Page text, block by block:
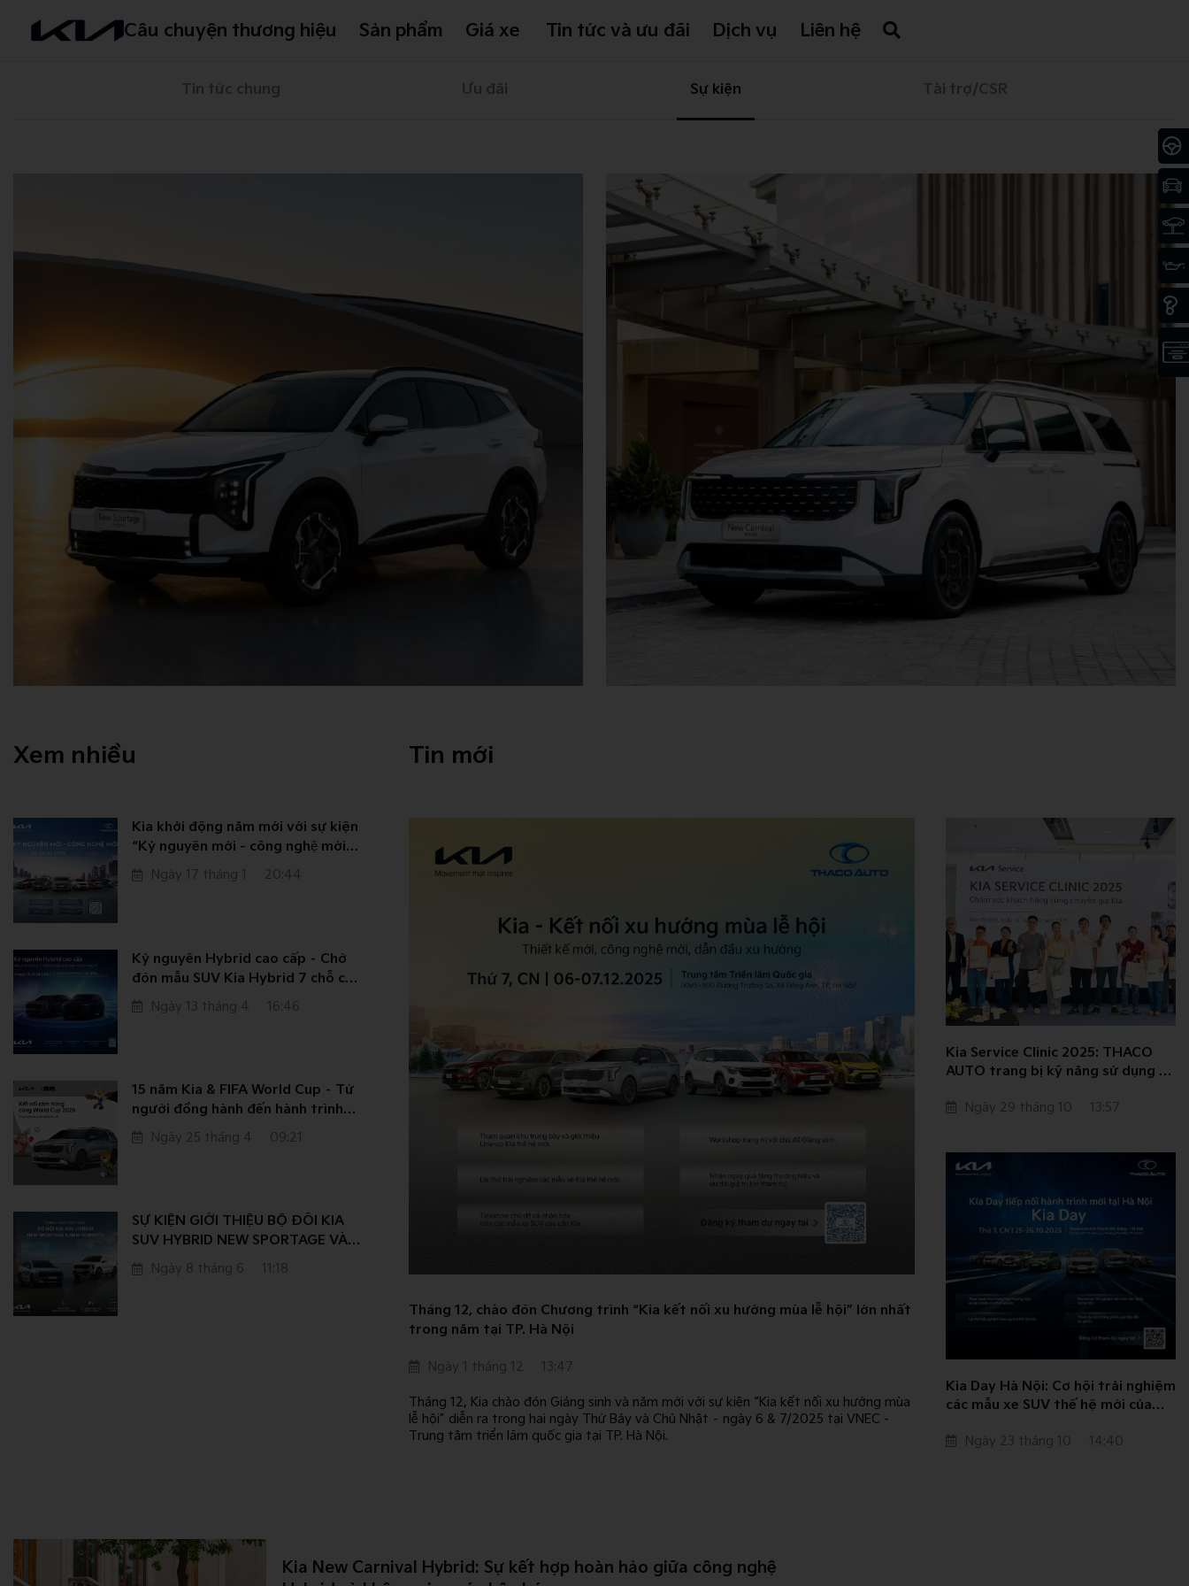
Câu chuyện thương hiệu Sản phẩm Giá xe Tin tức và ưu đãi Dịch vụ Liên hệ
Tin tức chung Ưu đãi Sự kiện Tài trợ/CSR
Ngày 21 tháng 7
Xem nhiều
Kia khởi động năm mới với sự kiện
“Kỷ nguyên mới - công nghệ mới”
tại TP. HCM
Ngày 17 tháng 1 20:44
Kỷ nguyên Hybrid cao cấp – Chờ
đón mẫu SUV Kia Hybrid 7 chỗ cao
cấp tại sự kiện ở Hà Nội trong
tháng 4
Ngày 13 tháng 4 16:46
15 năm Kia & FIFA World Cup – Từ
người đồng hành đến hành trình
truyền cảm hứng
Ngày 25 tháng 4 09:21
SỰ KIỆN GIỚI THIỆU BỘ ĐÔI KIA
SUV HYBRID NEW SPORTAGE VÀ
NEW SORENTO – GIẢI PHÁP DI
CHUYỂN THÔNG MINH THEO XU
Ngày 8 tháng 6 11:18
Tin mới
Tháng 12, chào đón Chương trình “Kia kết nối xu hướng mùa lễ hội” lớn nhất
trong năm tại TP. Hà Nội
Ngày 1 tháng 12 13:47
Tháng 12, Kia chào đón Giáng sinh và năm mới với sự kiện “Kia kết nối xu hướng mùa
lễ hội” diễn ra trong hai ngày Thứ Bảy và Chủ Nhật – ngày 6 & 7/2025 tại VNEC -
Trung tâm triển lãm quốc gia tại TP. Hà Nội.
Kia Service Clinic 2025: THACO
AUTO trang bị kỹ năng sử dụng xe
Ngày 29 tháng 10
13:57
Kia Day Hà Nội: Cơ hội trải nghiệm
các mẫu xe SUV thế hệ mới của
văn hóa Hàn Quốc
Ngày 23 tháng 10 14:40
Kia New Carnival Hybrid: Sự kết hợp hoàn hảo giữa công nghệ